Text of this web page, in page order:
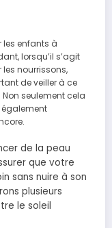
les enfants à
lorsqu’il s’agit
les nourrissons,
de veiller à ce
Non seulement cela
également
de la peau
que votre
sans nuire à son
plusieurs
le soleil